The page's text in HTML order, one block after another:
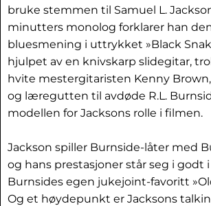
bruke stemmen til Samuel L.
minutters monolog forklarer han
bluesmening i uttrykket »Black
hjulpet av en knivskarp slidegitar,
hvite mestergitaristen Kenny
og læregutten til avdøde R.L.
modellen for Jacksons rolle i filmen.
Jackson spiller Burnside-låter med
og hans prestasjoner står seg i godt
Burnsides egen jukejoint-favoritt
Og et høydepunkt er Jacksons